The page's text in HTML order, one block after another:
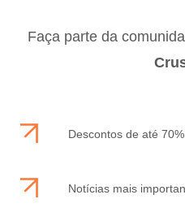
Faça parte da
Descontos de até 70%
Notícias mais